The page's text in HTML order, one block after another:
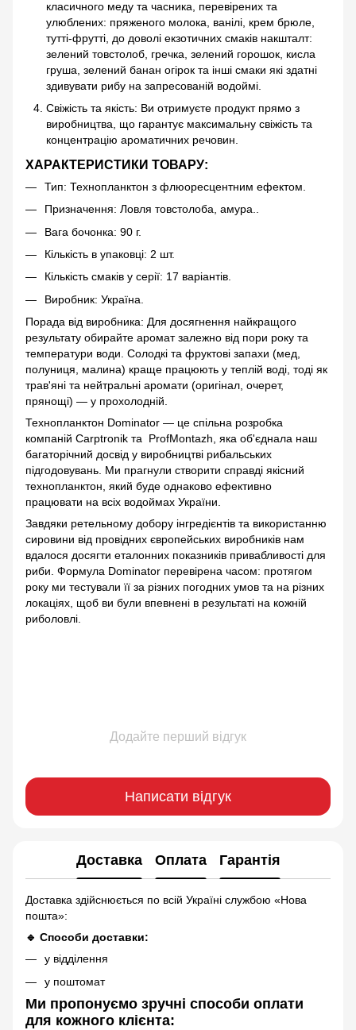
класичного меду та часника, перевірених та
улюблених: пряженого молока, ванілі, крем брюле,
тутті-фрутті, до доволі екзотичних смаків накшталт:
зелений товстолоб, гречка, зелений горошок, кисла
груша, зелений банан огірок та інші смаки які здатні
здивувати рибу на запресованій водоймі.
Свіжість та якість: Ви отримуєте продукт прямо з
виробництва, що гарантує максимальну свіжість та
концентрацію ароматичних речовин.
ХАРАКТЕРИСТИКИ ТОВАРУ:
Тип: Технопланктон з флюоресцентним ефектом.
Призначення: Ловля товстолоба, амура..
Вага бочонка: 90 г.
Кількість в упаковці: 2 шт.
Кількість смаків у серії: 17 варіантів.
Виробник: Україна.
Порада від виробника: Для досягнення найкращого
результату обирайте аромат залежно від пори року та
температури води. Солодкі та фруктові запахи (мед,
полуниця, малина) краще працюють у теплій воді, тоді як
трав'яні та нейтральні аромати (оригінал, очерет,
прянощі) — у прохолодній.
Технопланктон Dominator — це спільна розробка
компаній Carptronik та ProfMontazh, яка об'єднала наш
багаторічний досвід у виробництві рибальських
підгодовувань. Ми прагнули створити справді якісний
технопланктон, який буде однаково ефективно
працювати на всіх водоймах України.
Завдяки ретельному добору інгредієнтів та використанню
сировини від провідних європейських виробників нам
вдалося досягти еталонних показників привабливості для
риби. Формула Dominator перевірена часом: протягом
року ми тестували її за різних погодних умов та на різних
локаціях, щоб ви були впевнені в результаті на кожній
риболовлі.
Додайте перший відгук
Написати відгук
Доставка Оплата Гарантія
Доставка здійснюється по всій Україні службою «Нова
пошта»:
🔹 Способи доставки:
у відділення
у поштомат
Ми пропонуємо зручні способи оплати
для кожного клієнта: